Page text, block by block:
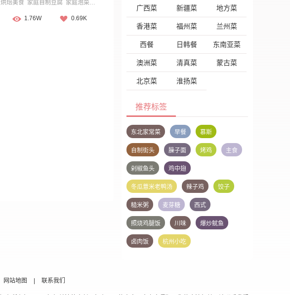
烘焙美食 家庭自制豆腐 家庭泡菜自制
1.76W 0.69K
广西菜 新疆菜 地方菜
香港菜 福州菜 兰州菜
西餐 日韩餐 东南亚菜
澳洲菜 清真菜 蒙古菜
北京菜 淮扬菜
推荐标签
东北家常菜 早餐 慕斯
自制街头 臊子面 烤鸡 主食
剁椒鱼头 鸡中翅
冬瓜薏米老鸭汤 辣子鸡 饺子
糙米粥 麦芽糖 西式
照烧鸡腿饭 川味 爆炒鱿鱼
卤肉饭 杭州小吃
网站地图 联系我们